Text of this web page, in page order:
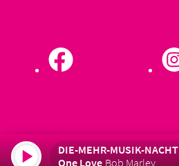
DIE-MEHR-MUSIK-NACHT
One Love Bob Marley